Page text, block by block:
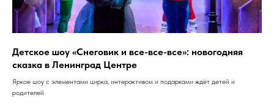
Детское шоу «Снеговик и все-все-все»: новогодняя
сказка в Ленинград Центре
Яркое шоу с элементами цирка, интерактивом и подарками ждёт детей и
родителей